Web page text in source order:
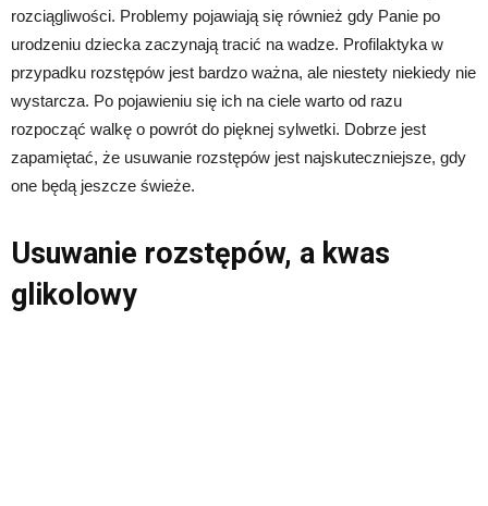
rozciągliwości. Problemy pojawiają się również gdy Panie po
urodzeniu dziecka zaczynają tracić na wadze. Profilaktyka w
przypadku rozstępów jest bardzo ważna, ale niestety niekiedy nie
wystarcza. Po pojawieniu się ich na ciele warto od razu
rozpocząć walkę o powrót do pięknej sylwetki. Dobrze jest
zapamiętać, że usuwanie rozstępów jest najskuteczniejsze, gdy
one będą jeszcze świeże.
Usuwanie rozstępów, a kwas
glikolowy